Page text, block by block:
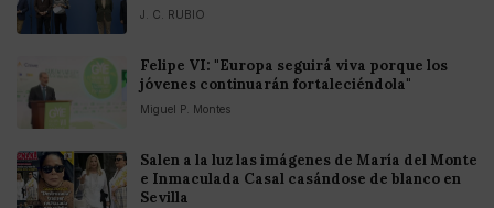
J. C. RUBIO
Felipe VI: "Europa seguirá viva porque los
jóvenes continuarán fortaleciéndola"
Miguel P. Montes
Salen a la luz las imágenes de María del Monte
e Inmaculada Casal casándose de blanco en
Sevilla